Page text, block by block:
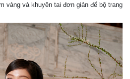
vàng và khuyên tai đơn giản để bộ trang